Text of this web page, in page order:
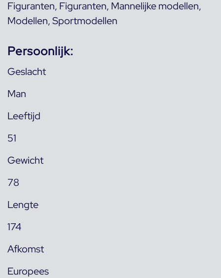
Figuranten, Figuranten, Mannelijke modellen,
Modellen,Sportmodellen
Persoonlijk:
Geslacht
Man
Leeftijd
51
Gewicht
78
Lengte
174
Afkomst
Europees